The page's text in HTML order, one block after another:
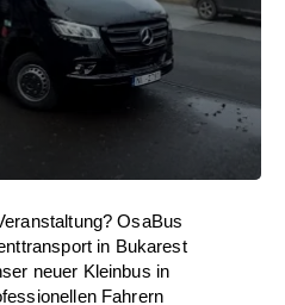
OsaBus
in Bukarest
neuer Kleinbus in
Fahrern